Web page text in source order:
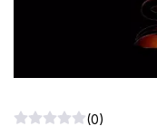
(0)